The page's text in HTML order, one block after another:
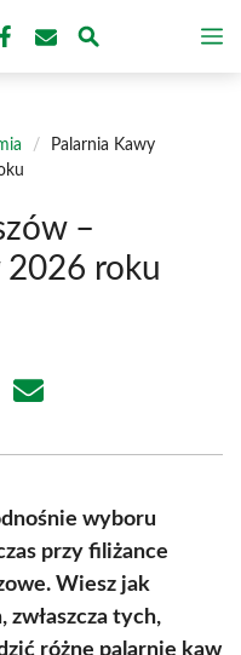
/
Palarnia Kawy
–
2026 roku
Share
wyboru
przy filiżance
Wiesz jak
tych,
różne palarnie kaw